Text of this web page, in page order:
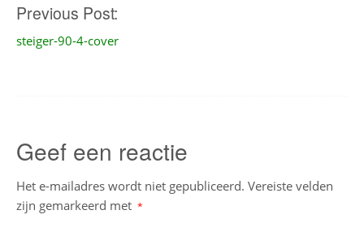
Post
navigation
Previous Post:
steiger-90-4-cover
Geef een reactie
Het e-mailadres wordt niet gepubliceerd. Vereiste velden
zijn gemarkeerd met *